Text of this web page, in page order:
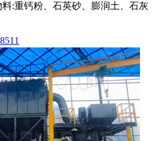
料:重钙粉、石英砂、膨润土、石灰